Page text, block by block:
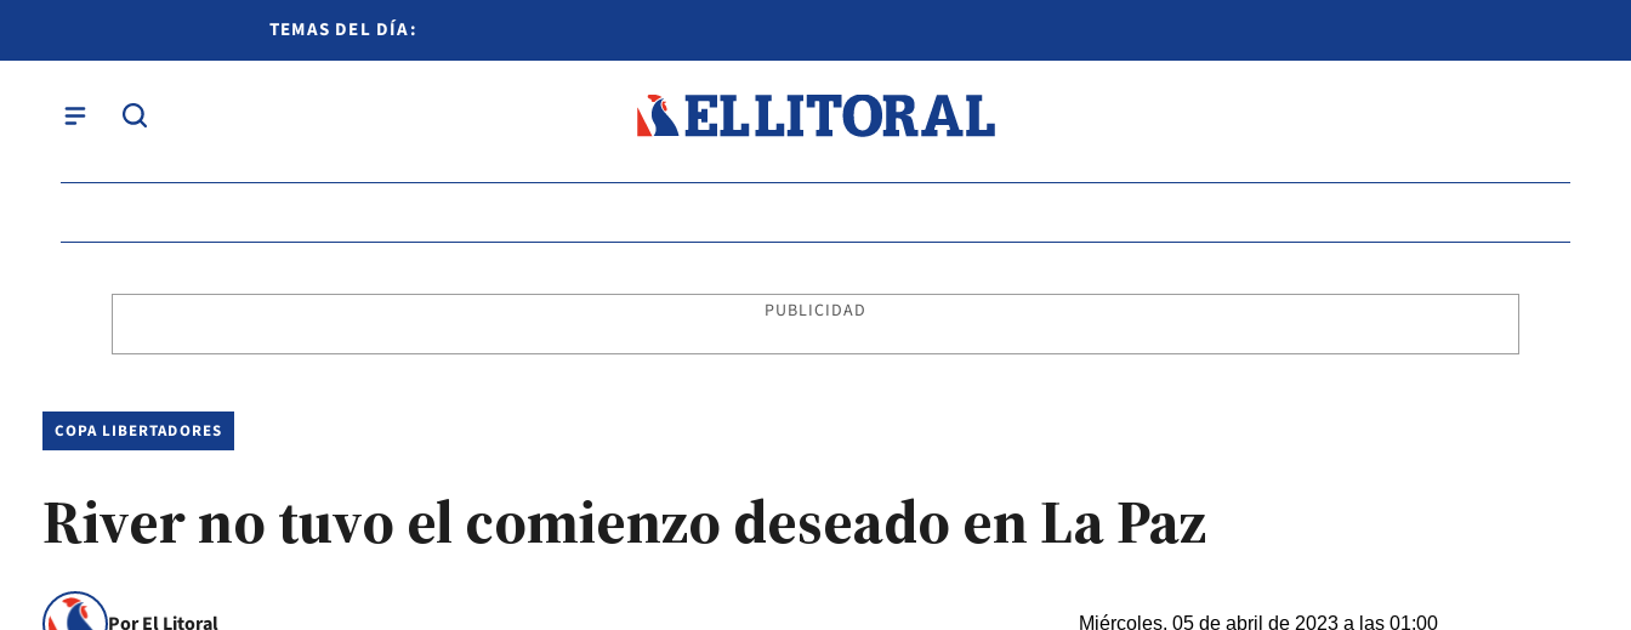
TEMAS DEL DÍA:
PUBLICIDAD
COPA LIBERTADORES
River no tuvo el comienzo deseado en La Paz
Por El Litoral Miércoles, 05 de abril de 2023 a las 01:00